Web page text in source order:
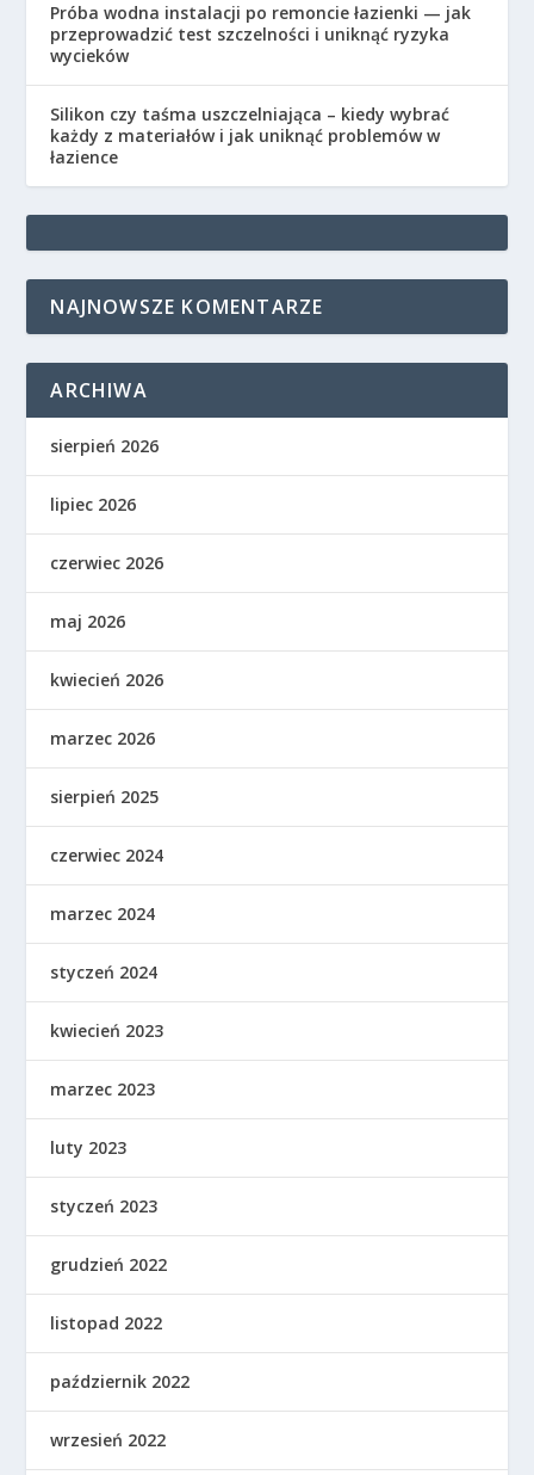
Próba wodna instalacji po remoncie łazienki — jak
przeprowadzić test szczelności i uniknąć ryzyka
wycieków
Silikon czy taśma uszczelniająca – kiedy wybrać
każdy z materiałów i jak uniknąć problemów w
łazience
NAJNOWSZE KOMENTARZE
ARCHIWA
sierpień 2026
lipiec 2026
czerwiec 2026
maj 2026
kwiecień 2026
marzec 2026
sierpień 2025
czerwiec 2024
marzec 2024
styczeń 2024
kwiecień 2023
marzec 2023
luty 2023
styczeń 2023
grudzień 2022
listopad 2022
październik 2022
wrzesień 2022